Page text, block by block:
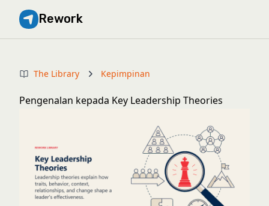
Rework
The Library Kepimpinan
Pengenalan kepada Key Leadership Theories